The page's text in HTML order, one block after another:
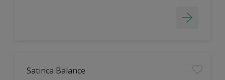
Satinca Balance